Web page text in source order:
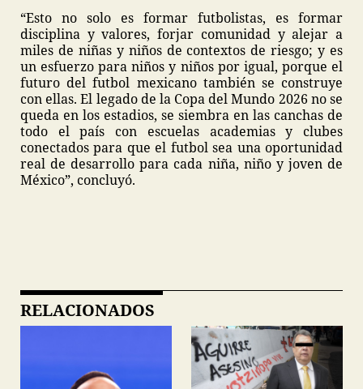
“Esto no solo es formar futbolistas, es formar
disciplina y valores, forjar comunidad y alejar a
miles de niñas y niños de contextos de riesgo; y es
un esfuerzo para niños y niños por igual, porque el
futuro del futbol mexicano también se construye
con ellas. El legado de la Copa del Mundo 2026 no se
queda en los estadios, se siembra en las canchas de
todo el país con escuelas academias y clubes
conectados para que el futbol sea una oportunidad
real de desarrollo para cada niña, niño y joven de
México”, concluyó.
RELACIONADOS